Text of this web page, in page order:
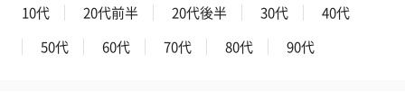
10代 20代前半 20代後半 30代
40代
50代
60代 70代 80代 90代